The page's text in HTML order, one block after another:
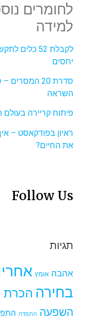
לחומרים
למידה
לקבלת 52
יחסים
סדרת 20
השראה
פיתוח קריירה
ראיון בפודקאסט –
את החיים?
Follow Us
תגיות
אהבה אומץ
בחירה הכרת
השפעה התמדה